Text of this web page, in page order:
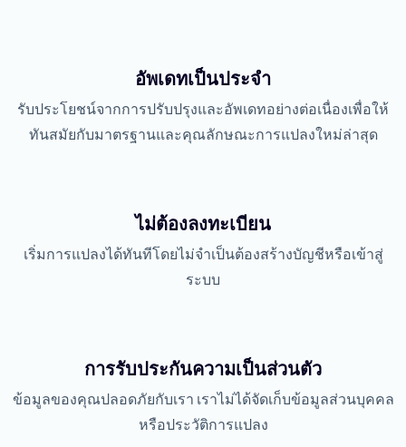
อัพเดทเป็นประจำ
รับประโยชน์จากการปรับปรุงและอัพเดทอย่างต่อเนื่องเพื่อให้
ทันสมัยกับมาตรฐานและคุณลักษณะการแปลงใหม่ล่าสุด
ไม่ต้องลงทะเบียน
เริ่มการแปลงได้ทันทีโดยไม่จำเป็นต้องสร้างบัญชีหรือเข้าสู่
ระบบ
การรับประกันความเป็นส่วนตัว
ข้อมูลของคุณปลอดภัยกับเรา เราไม่ได้จัดเก็บข้อมูลส่วนบุคคล
หรือประวัติการแปลง